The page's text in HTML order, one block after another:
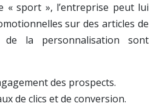
« sport », l’entreprise peut lui
sur des articles de
de la personnalisation sont
des prospects.
de clics et de conversion.